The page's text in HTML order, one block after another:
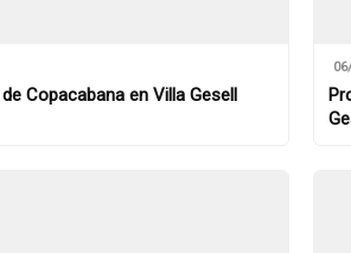
Copacabana en Villa Gesell